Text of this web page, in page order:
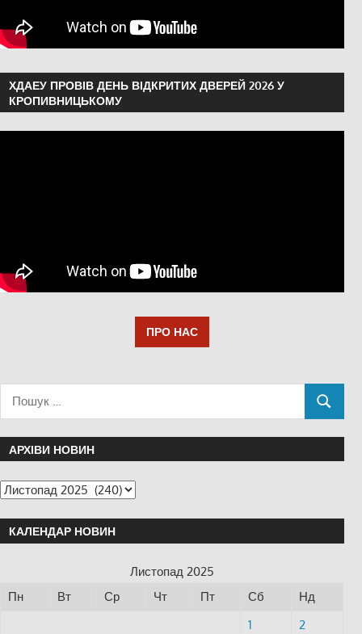
ХДАЕУ ПРОВІВ ДЕНЬ ВІДКРИТИХ ДВЕРЕЙ 2026 У
КРОПИВНИЦЬКОМУ
ПРО НАС
АРХІВИ НОВИН
КАЛЕНДАР НОВИН
Листопад 2025
Пн
Вт Ср Чт Пт Сб
Нд
1
2